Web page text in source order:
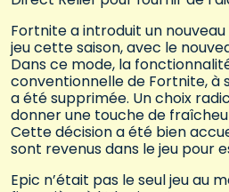
Fortnite a introduit un
jeu cette saison, avec le
Dans ce mode, la
conventionnelle de Fortnite, à
a été supprimée. Un choix
donner une touche de
Cette décision a été bien
sont revenus dans le jeu pour
Epic n’était pas le seul jeu au